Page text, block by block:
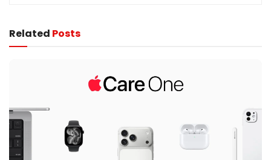
Related Posts